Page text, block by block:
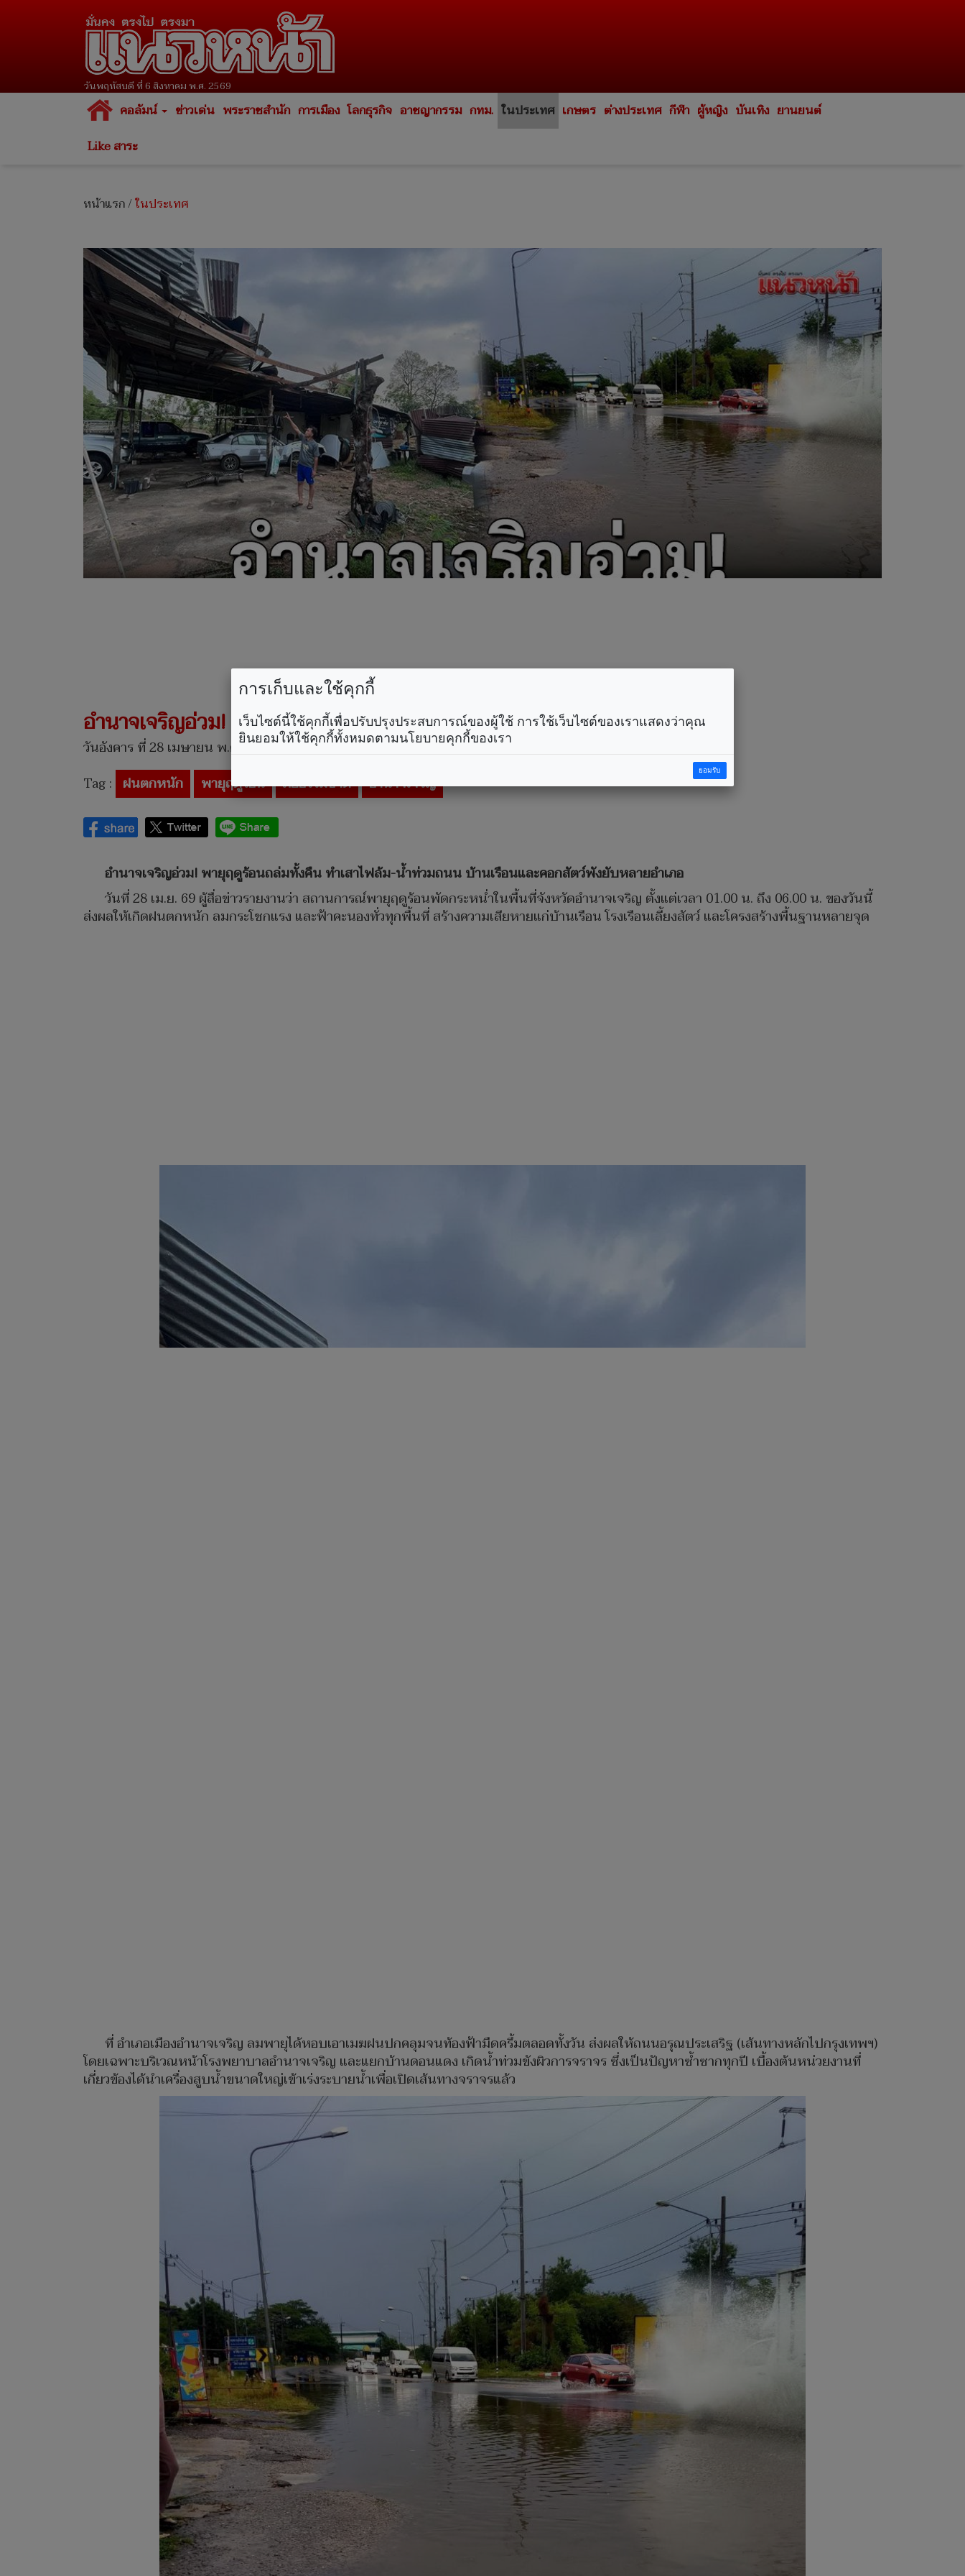
วันพฤหัสบดี ที่ 6 สิงหาคม พ.ศ. 2569
คอลัมน์ ข่าวเด่น พระราชสำนัก การเมือง โลกธุรกิจ อาชญากรรม กทม. ในประเทศ เกษตร ต่างประเทศ กีฬา ผู้หญิง บันเทิง ยานยนต์
Like สาระ
หน้าแรก/ในประเทศ
อำนาจเจริญอ่วม! ‘พายุฤดูร้อนถล่ม’ ทำน้ำท่วมถนน-บ้านเรือน ปชช.พังยับ
วันอังคาร ที่ 28 เมษายน พ.ศ. 2569, 13.51 น.
Tag : ฝนตกหนัก พายุฤดูร้อน ภัยธรรมชาติ อำนาจเจริญ
อำนาจเจริญอ่วม! พายุฤดูร้อนถล่มทั้งคืน ทำเสาไฟล้ม-น้ำท่วมถนน บ้านเรือนและคอกสัตว์พังยับหลายอำเภอ
วันที่ 28 เม.ย. 69 ผู้สื่อข่าวรายงานว่า สถานการณ์พายุฤดูร้อนพัดกระหน่ำในพื้นที่จังหวัดอำนาจเจริญ ตั้งแต่เวลา 01.00 น. ถึง 06.00 น. ของวันนี้
ส่งผลให้เกิดฝนตกหนัก ลมกระโชกแรง และฟ้าคะนองทั่วทุกพื้นที่ สร้างความเสียหายแก่บ้านเรือน โรงเรือนเลี้ยงสัตว์ และโครงสร้างพื้นฐานหลายจุด
ที่ อำเภอเมืองอำนาจเจริญ ลมพายุได้หอบเอาเมฆฝนปกคลุมจนท้องฟ้ามืดครึ้มตลอดทั้งวัน ส่งผลให้ถนนอรุณประเสริฐ (เส้นทางหลักไปกรุงเทพฯ)
โดยเฉพาะบริเวณหน้าโรงพยาบาลอำนาจเจริญ และแยกบ้านดอนแดง เกิดน้ำท่วมขังผิวการจราจร ซึ่งเป็นปัญหาซ้ำซากทุกปี เบื้องต้นหน่วยงานที่
เกี่ยวข้องได้นำเครื่องสูบน้ำขนาดใหญ่เข้าเร่งระบายน้ำเพื่อเปิดเส้นทางจราจรแล้ว
การเก็บและใช้คุกกี้
เว็บไซต์นี้ใช้คุกกี้เพื่อปรับปรุงประสบการณ์ของผู้ใช้ การใช้เว็บไซต์ของเราแสดงว่าคุณ
ยินยอมให้ใช้คุกกี้ทั้งหมดตามนโยบายคุกกี้ของเรา
ยอมรับ